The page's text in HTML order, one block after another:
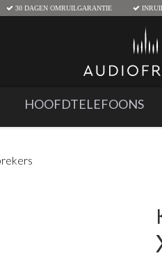
30 DAGEN OMRUILGARANTIE
HOOFDTELEFOONS